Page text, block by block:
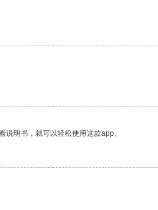
明书，就可以轻松使用这款app。